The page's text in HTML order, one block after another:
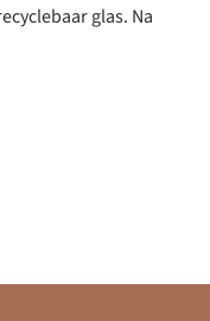
glas. Na